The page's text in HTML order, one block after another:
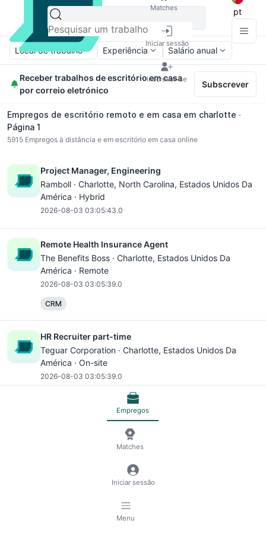
Matches
Iniciar sessão
Inscrever-se
pt
Local de trabalho Experiência Salário anual
Receber trabalhos de escritório em casa
por correio eletrónico
Subscrever
Empregos de escritório remoto e em casa em charlotte ∙
Página 1
5915 Empregos à distância e em escritório em casa online
Project Manager, Engineering
Ramboll · Charlotte, North Carolina, Estados Unidos Da
América · Hybrid
2026-08-03 03:05:43.0
Remote Health Insurance Agent
The Benefits Boss · Charlotte, Estados Unidos Da
América · Remote
2026-08-03 03:05:39.0
CRM
HR Recruiter part-time
Teguar Corporation · Charlotte, Estados Unidos Da
América · On-site
2026-08-03 03:05:39.0
Microsoft Office
Floating Leasing Consultant
Charlotte
Sr. Strategic Account Manager - Energy & Nuclear
Empregos
Matches
Iniciar sessão
Menu